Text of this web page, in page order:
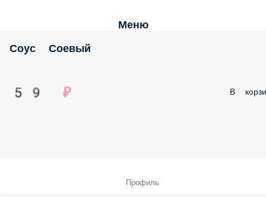
Меню
Соус Соевый
59 ₽ В
Профиль